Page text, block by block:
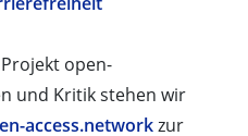
open-
und Kritik stehen wir
access.networkzur